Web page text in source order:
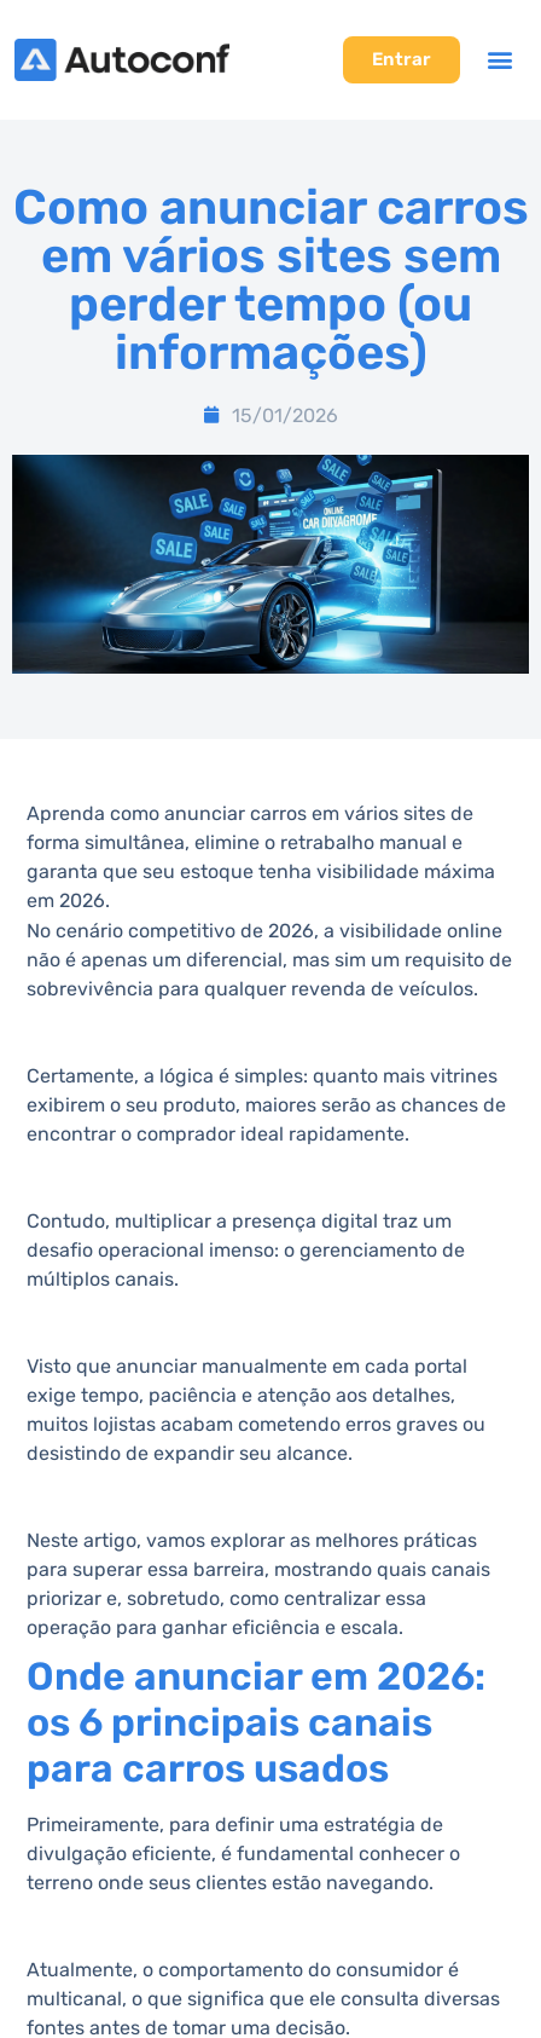
Entrar
Como anunciar carros
em vários sites sem
perder tempo (ou
informações)
15/01/2026
Aprenda como anunciar carros em vários sites de
forma simultânea, elimine o retrabalho manual e
garanta que seu estoque tenha visibilidade máxima
em 2026.
No cenário competitivo de 2026, a visibilidade online
não é apenas um diferencial, mas sim um requisito de
sobrevivência para qualquer revenda de veículos.
Certamente, a lógica é simples: quanto mais vitrines
exibirem o seu produto, maiores serão as chances de
encontrar o comprador ideal rapidamente.
Contudo, multiplicar a presença digital traz um
desafio operacional imenso: o gerenciamento de
múltiplos canais.
Visto que anunciar manualmente em cada portal
exige tempo, paciência e atenção aos detalhes,
muitos lojistas acabam cometendo erros graves ou
desistindo de expandir seu alcance.
Neste artigo, vamos explorar as melhores práticas
para superar essa barreira, mostrando quais canais
priorizar e, sobretudo, como centralizar essa
operação para ganhar eficiência e escala.
Onde anunciar em 2026:
os 6 principais canais
para carros usados
Primeiramente, para definir uma estratégia de
divulgação eficiente, é fundamental conhecer o
terreno onde seus clientes estão navegando.
Atualmente, o comportamento do consumidor é
multicanal, o que significa que ele consulta diversas
fontes antes de tomar uma decisão.